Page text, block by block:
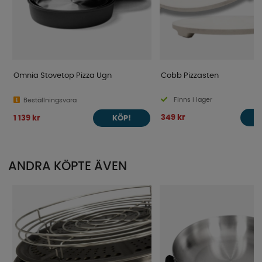
Omnia Stovetop Pizza Ugn
Beställningsvara
1 139 kr KÖP!
Cobb Pizzasten
Finns i lager
349 kr
ANDRA KÖPTE ÄVEN